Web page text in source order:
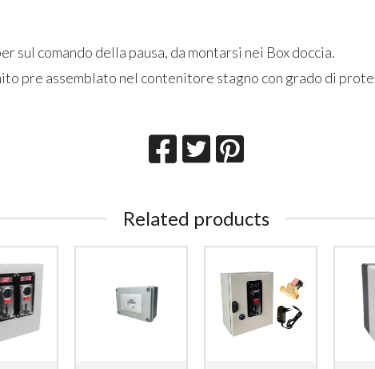
sul comando della pausa, da montarsi nei Box doccia.
pre assemblato nel contenitore stagno con grado di
Related products